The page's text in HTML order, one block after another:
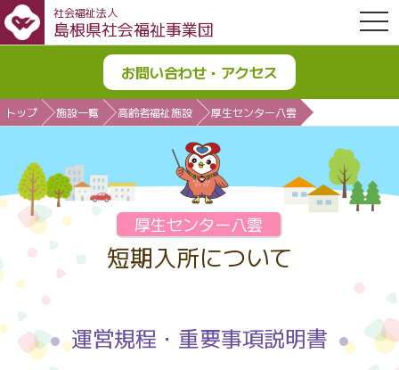
社会福祉法人
島根県社会福祉事業団
お問い合わせ・アクセス
トップ 施設一覧 高齢者福祉施設 厚生センター八雲
厚生センター八雲
短期入所について
運営規程・重要事項説明書